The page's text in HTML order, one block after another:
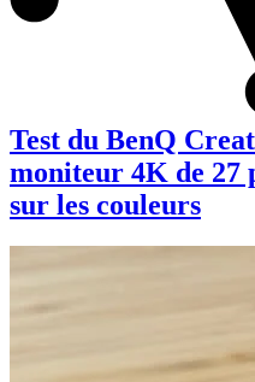
Test du BenQ
moniteur 4K de 27
sur les couleurs